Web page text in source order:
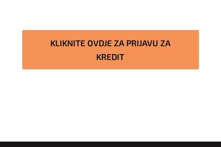
KLIKNITE OVDJE ZA PRIJAVU ZA
KREDIT